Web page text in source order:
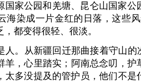
国家公园和羌塘、昆仑山国家
海染成一片金红的日落，这些
都变得很轻、很淡。
人。从新疆回迁那曲接着守山
羊，心里踏实；阿南总念叨，
太多没提及的管护员，他们不